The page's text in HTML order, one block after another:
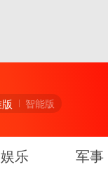
智能版
娱乐 军事